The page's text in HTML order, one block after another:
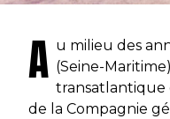
A u milieu des
(Seine-
transatlantique
de la Compagnie